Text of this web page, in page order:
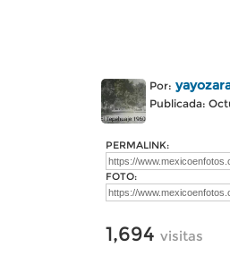
Por:
Publicada:
PERMALINK:
FOTO:
1,694 visitas